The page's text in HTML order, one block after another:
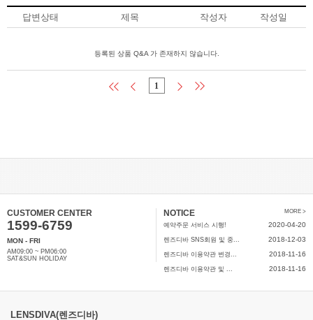
답변상태 제목 작성자 작성일
등록된 상품 Q&A 가 존재하지 않습니다.
1
CUSTOMER CENTER
1599-6759
MON - FRI
AM09:00 ~ PM06:00
SAT&SUN HOLIDAY
NOTICE MORE >
예약주문 서비스 시행! 2020-04-20
렌즈디바 SNS회원 및 중... 2018-12-03
렌즈디바 이용약관 변경... 2018-11-16
렌즈디바 이용약관 및 ... 2018-11-16
LENSDIVA(렌즈디바)